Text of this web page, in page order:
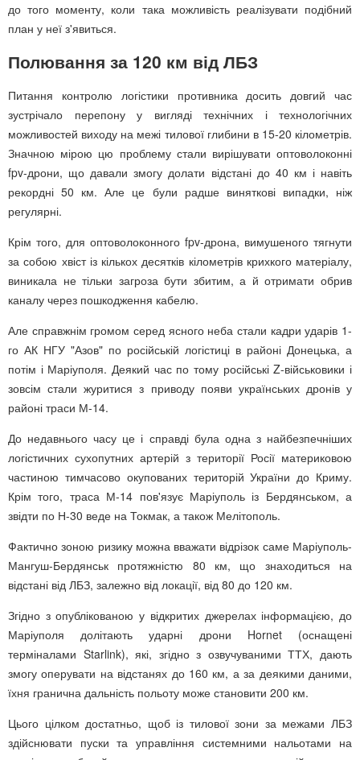
до того моменту, коли така можливість реалізувати подібний
план у неї з'явиться.
Полювання за 120 км від ЛБЗ
Питання контролю логістики противника досить довгий час
зустрічало перепону у вигляді технічних і технологічних
можливостей виходу на межі тилової глибини в 15-20 кілометрів.
Значною мірою цю проблему стали вирішувати оптоволоконні
fpv-дрони, що давали змогу долати відстані до 40 км і навіть
рекордні 50 км. Але це були радше виняткові випадки, ніж
регулярні.
Крім того, для оптоволоконного fpv-дрона, вимушеного тягнути
за собою хвіст із кількох десятків кілометрів крихкого матеріалу,
виникала не тільки загроза бути збитим, а й отримати обрив
каналу через пошкодження кабелю.
Але справжнім громом серед ясного неба стали кадри ударів 1-
го АК НГУ "Азов" по російській логістиці в районі Донецька, а
потім і Маріуполя. Деякий час по тому російські Z-військовики і
зовсім стали журитися з приводу появи українських дронів у
районі траси М-14.
До недавнього часу це і справді була одна з найбезпечніших
логістичних сухопутних артерій з території Росії материковою
частиною тимчасово окупованих територій України до Криму.
Крім того, траса М-14 пов'язує Маріуполь із Бердянськом, а
звідти по Н-30 веде на Токмак, а також Мелітополь.
Фактично зоною ризику можна вважати відрізок саме Маріуполь-
Мангуш-Бердянськ протяжністю 80 км, що знаходиться на
відстані від ЛБЗ, залежно від локації, від 80 до 120 км.
Згідно з опублікованою у відкритих джерелах інформацією, до
Маріуполя долітають ударні дрони Hornet (оснащені
терміналами Starlink), які, згідно з озвучуваними ТТХ, дають
змогу оперувати на відстанях до 160 км, а за деякими даними,
їхня гранична дальність польоту може становити 200 км.
Цього цілком достатньо, щоб із тилової зони за межами ЛБЗ
здійснювати пуски та управління системними нальотами на